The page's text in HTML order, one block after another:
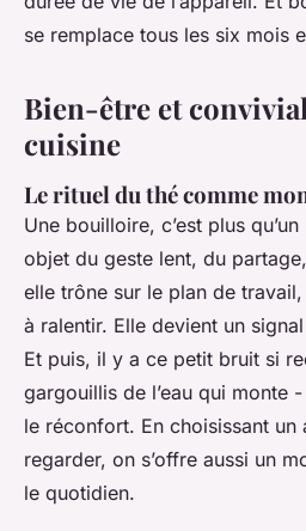
se remplace tous les six mois
Bien-être et
cuisine
Le rituel du thé comme
Une bouilloire, c’est plus qu’un
objet du geste lent, du
elle trône sur le plan de
à ralentir. Elle devient un
Et puis, il y a ce petit bruit si
gargouillis de l’eau qui monte
le réconfort. En choisissant un
regarder, on s’offre aussi un
le quotidien.